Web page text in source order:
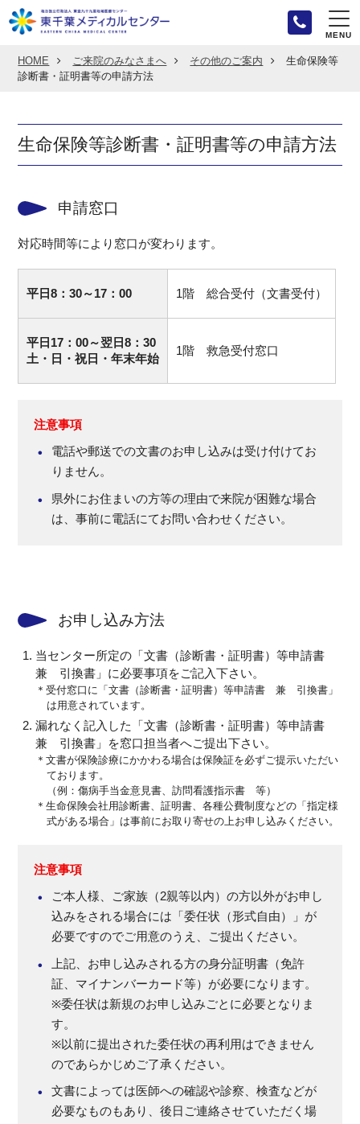
MENU
HOME ご来院のみなさまへ その他のご案内
生命保険等
診断書・証明書等の申請方法
生命保険等診断書・証明書等の申請方法
申請窓口
対応時間等により窓口が変わります。
平日8：30～17：00 1階 総合受付（文書受付）
平日17：00～翌日8：30
土・日・祝日・年末年始
1階 救急受付窓口
注意事項
電話や郵送での文書のお申し込みは受け付けてお
りません。
県外にお住まいの方等の理由で来院が困難な場合
は、事前に電話にてお問い合わせください。
お申し込み方法
当センター所定の「文書（診断書・証明書）等申請書
兼 引換書」に必要事項をご記入下さい。
＊受付窓口に「文書（診断書・証明書）等申請書 兼 引換書」
は用意されています。
漏れなく記入した「文書（診断書・証明書）等申請書
兼 引換書」を窓口担当者へご提出下さい。
＊文書が保険診療にかかわる場合は保険証を必ずご提示いただい
ております。
（例：傷病手当金意見書、訪問看護指示書 等）
＊生命保険会社用診断書、証明書、各種公費制度などの「指定様
式がある場合」は事前にお取り寄せの上お申し込みください。
注意事項
ご本人様、ご家族（2親等以内）の方以外がお申し
込みをされる場合には「委任状（形式自由）」が
必要ですのでご用意のうえ、ご提出ください。
上記、お申し込みされる方の身分証明書（免許
証、マイナンバーカード等）が必要になります。
※委任状は新規のお申し込みごとに必要となりま
す。
※以前に提出された委任状の再利用はできません
のであらかじめご了承ください。
文書によっては医師への確認や診察、検査などが
必要なものもあり、後日ご連絡させていただく場